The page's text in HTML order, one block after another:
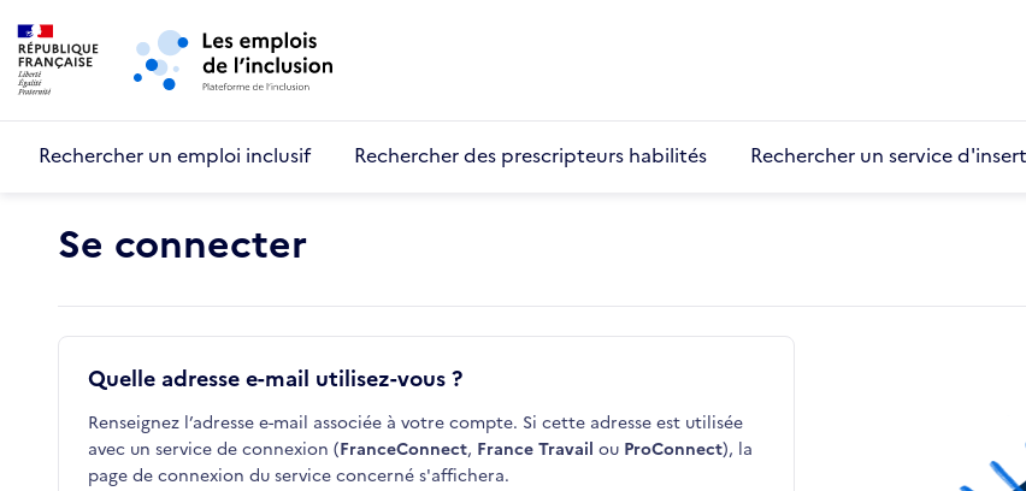
Aller au menu principal
Rechercher un emploi inclusif Rechercher des prescripteurs habilités Rechercher un service
Se connecter
Quelle adresse e-mail utilisez-vous ?
Renseignez l’adresse e-mail associée à votre compte. Si cette adresse est utilisée
avec un service de connexion (FranceConnect, France Travail ou ProConnect), la
page de connexion du service concerné s'affichera.